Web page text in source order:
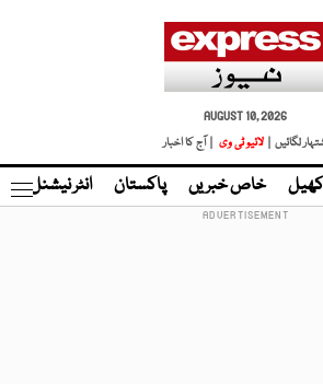
AUGUST 10, 2026
لگائیں |
لائیو ٹی وی | آج کا اخبار
کھیل خاص خبریں پاکستان انٹر نیشنل